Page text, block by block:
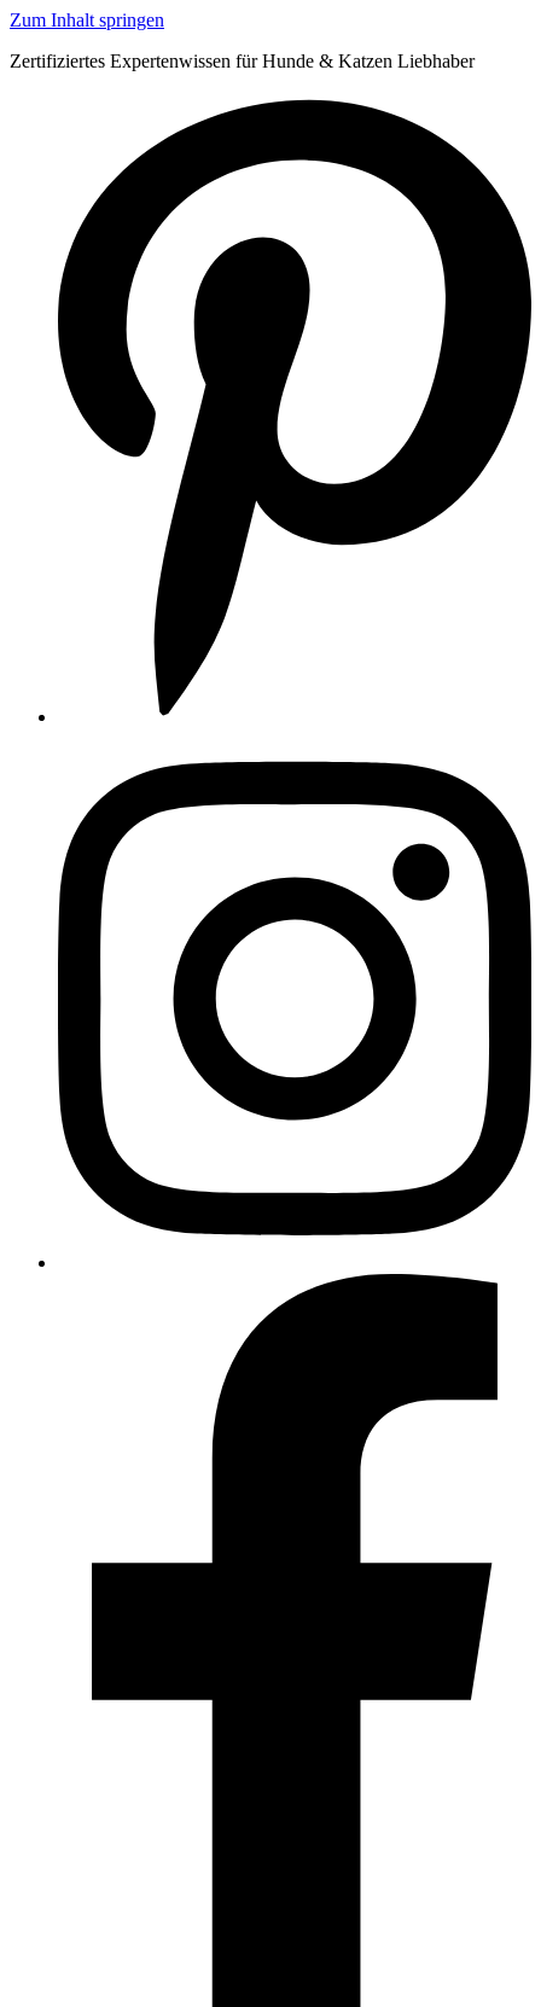
Zum Inhalt springen
Zertifiziertes Expertenwissen für Hunde & Katzen Liebhaber